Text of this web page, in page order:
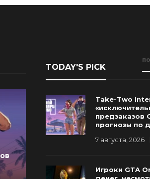
Опубликованы Перед
Трейлера №3
TODAY'S PICK
Take-Two
предзаказов
прогнозы по
7 августа, 2026
Игроки GTA